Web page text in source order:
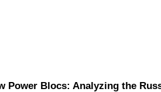
Power Blocs: Analyzing the